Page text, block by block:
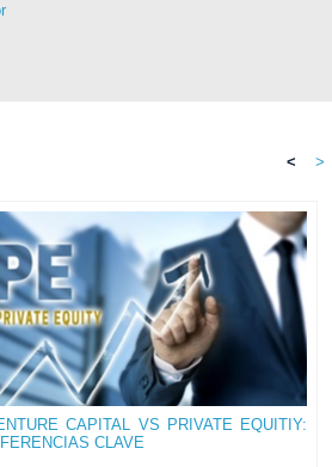
< >
CAPITAL VS PRIVATE EQUITIY:
CLAVE